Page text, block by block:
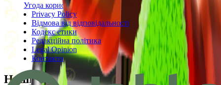
Угода користувача
Privacy Policy
Відмова від відповідальності
Кодекс етики
Редакційна політика
Legal Opinion
Контакти
Наші режими